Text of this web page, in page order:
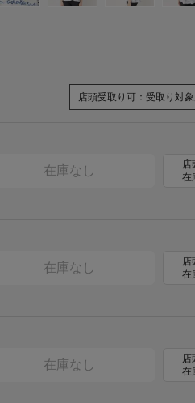
店頭受取り可： 受取り対
在庫なし
店
在
在庫なし
店
在
在庫なし
店
在